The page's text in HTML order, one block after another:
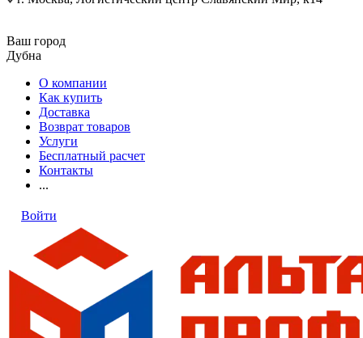
Ваш город
Дубна
О компании
Как купить
Доставка
Возврат товаров
Услуги
Бесплатный расчет
Контакты
...
Войти